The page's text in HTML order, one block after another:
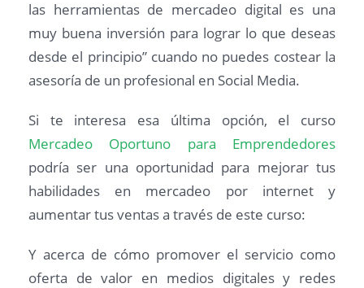
las herramientas de mercadeo digital es una
muy buena inversión para lograr lo que deseas
desde el principio” cuando no puedes costear la
asesoría de un profesional en Social Media.
Si te interesa esa última opción, el curso
Mercadeo Oportuno para Emprendedores
podría ser una oportunidad para mejorar tus
habilidades en mercadeo por internet y
aumentar tus ventas a través de este curso:
Y acerca de cómo promover el servicio como
oferta de valor en medios digitales y redes